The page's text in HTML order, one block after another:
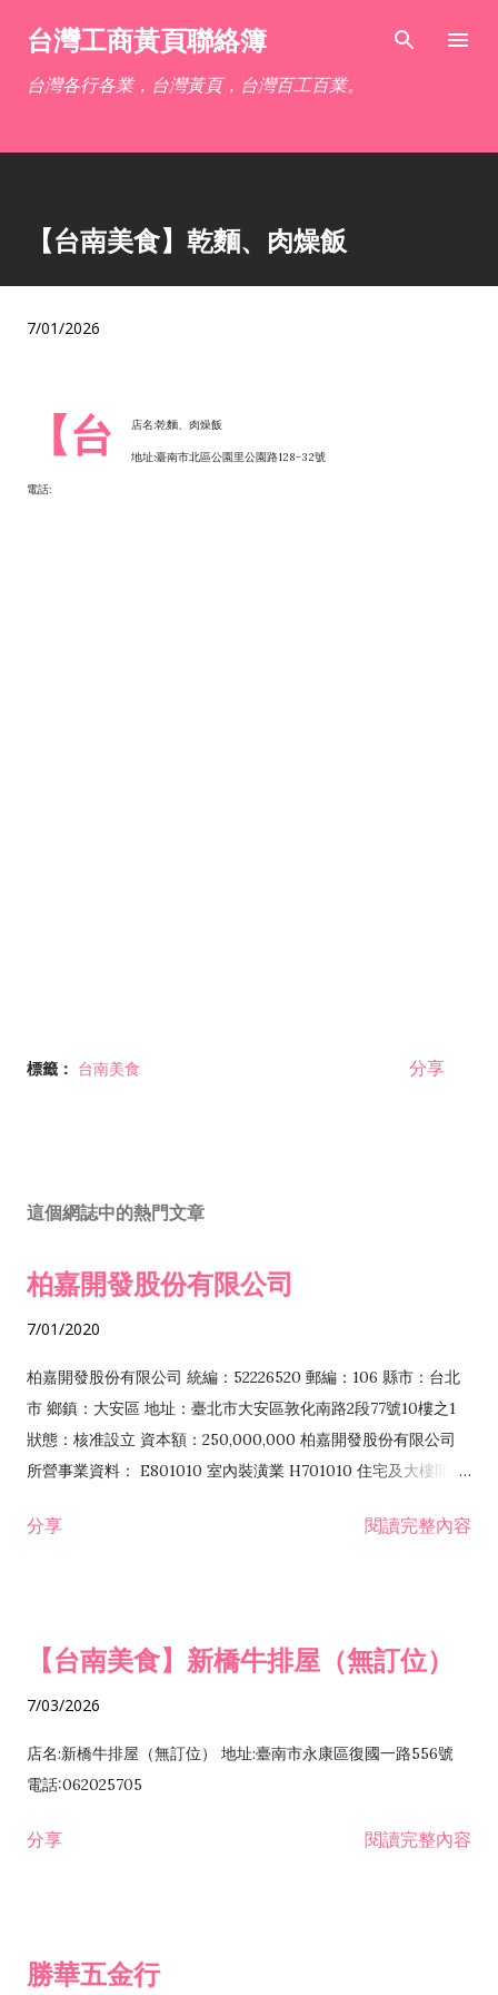
跳到主要內容
台灣工商黃頁聯絡簿
台灣各行各業，台灣黃頁，台灣百工百業。
【台南美食】乾麵、肉燥飯
7/01/2026
【台 店名:乾麵、肉燥飯
地址:臺南市北區公園里公園路128-32號
電話:
標籤： 台南美食 分享
這個網誌中的熱門文章
柏嘉開發股份有限公司
7/01/2020
柏嘉開發股份有限公司 統編：52226520 郵編：106 縣市：台北
市 鄉鎮：大安區 地址：臺北市大安區敦化南路2段77號10樓之1
狀態：核准設立 資本額：250,000,000 柏嘉開發股份有限公司
所營事業資料： E801010 室內裝潢業 H701010 住宅及大樓開發
發業 H703090 不動產買賣業 H703100 不動產租賃業 I503010
分享 閱讀完整內容
【台南美食】新橋牛排屋（無訂位）
7/03/2026
店名:新橋牛排屋（無訂位） 地址:臺南市永康區復國一路556號
電話:062025705
分享 閱讀完整內容
勝華五金行